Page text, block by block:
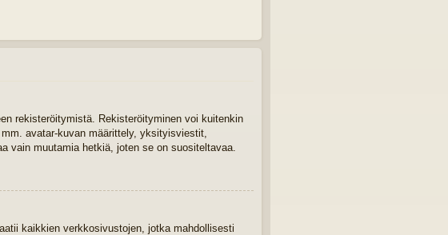
rekisteröitymistä. Rekisteröityminen voi kuitenkin
avatar-kuvan määrittely, yksityisviestit,
vain muutamia hetkiä, joten se on suositeltavaa.
kaikkien verkkosivustojen, jotka mahdollisesti